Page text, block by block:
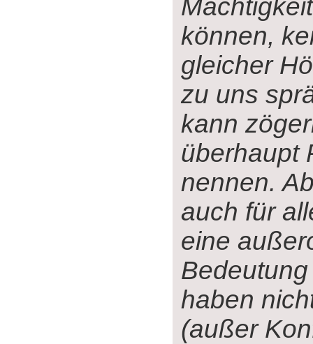
können,
gleicher
zu uns
kann
überhaupt
nennen.
auch für
eine
haben
(außer